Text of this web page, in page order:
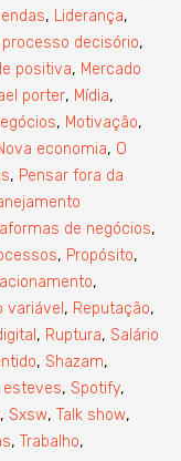
, Liderança,
decisório,
positiva, Mercado
porter, Mídia,
, Motivação,
economia, O
, Pensar fora da
de negócios,
, Propósito,
,
variável , Reputação,
, Ruptura, Salário
, Shazam,
esteves, Spotify,
, Sxsw, Talk show,
, Trabalho,